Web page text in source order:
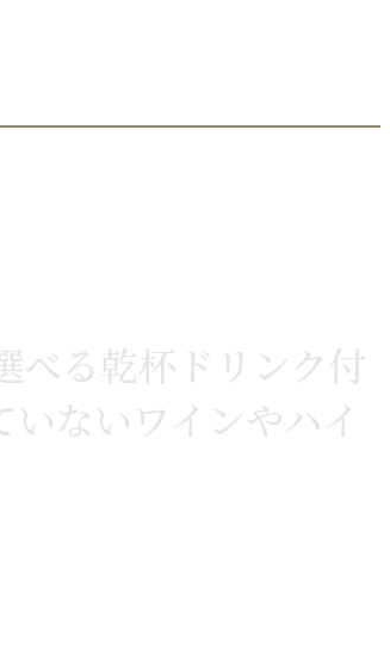
べる乾杯ドリンク付
ないワインやハイ